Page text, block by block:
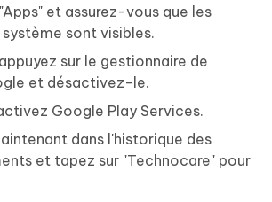
et assurez-vous que les
sont visibles.
sur le gestionnaire de
et désactivez-le.
Google Play Services.
dans l'historique des
et tapez sur "Technocare" pour